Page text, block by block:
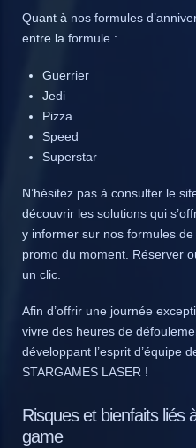
Quant à nos formules
entre la formule :
Guerrier
Jedi
Pizza
Speed
Superstar
N’hésitez pas à consulter le
découvrir les solutions qui
y informer sur nos formules
promo du moment. Réserver
un clic.
Afin d’offrir une journée
vivre des heures de
développant l’esprit d’équipe
STARGAMES LASER !
Risques et bienfaits liés
game